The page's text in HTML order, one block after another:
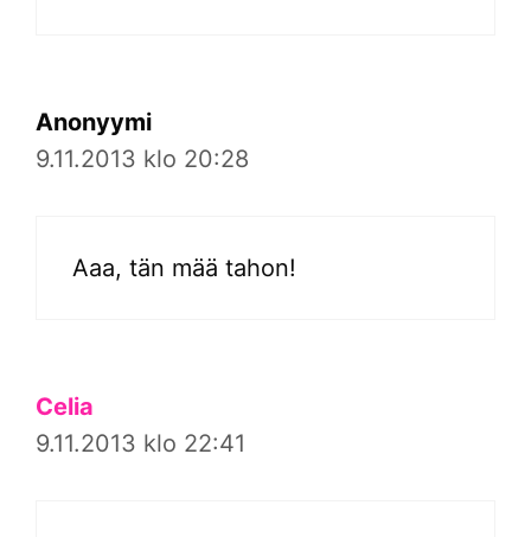
Anonyymi
9.11.2013 klo 20:28
Aaa, tän mää tahon!
Celia
9.11.2013 klo 22:41